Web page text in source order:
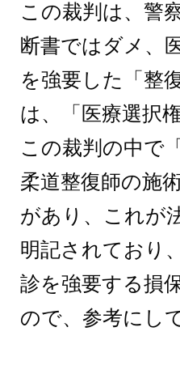
この裁判は、警
断書ではダメ、
を強要した「整
は、「医療選択
この裁判の中で
柔道整復師の施
があり、これが
明記されており
診を強要する損
ので、参考にし